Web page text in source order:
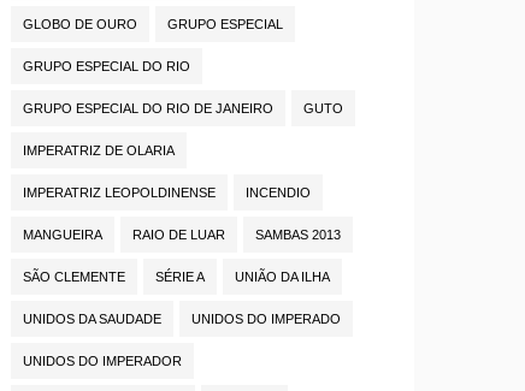
GLOBO DE OURO GRUPO ESPECIAL
GRUPO ESPECIAL DO RIO
GRUPO ESPECIAL DO RIO DE JANEIRO GUTO
IMPERATRIZ DE OLARIA
IMPERATRIZ LEOPOLDINENSE INCENDIO
MANGUEIRA RAIO DE LUAR SAMBAS 2013
SÃO CLEMENTE SÉRIE A UNIÃO DA ILHA
UNIDOS DA SAUDADE UNIDOS DO IMPERADO
UNIDOS DO IMPERADOR